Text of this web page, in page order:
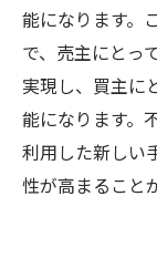
能になります。
で、売主にとっ
実現し、買主に
能になります。
利用した新しい
性が高まること